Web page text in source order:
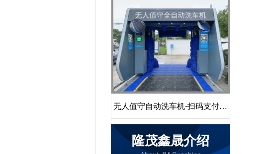
无人值守自动洗车机-扫码支付24
小时不停机洗车[隆茂鑫晟]
隆茂鑫晟介绍